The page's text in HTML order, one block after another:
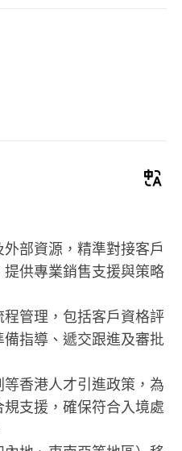
部資源，精準對接客戶
供專業銷售支援與策略
管理，包括客戶資格評
指導、遞交跟進及審批
香港人才引進政策，為
支援，確保符合入境處